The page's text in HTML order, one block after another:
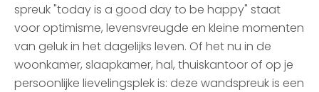
spreuk "today is a good day to be happy" staat
voor optimisme, levensvreugde en kleine momenten
van geluk in het dagelijks leven. Of het nu in de
woonkamer, slaapkamer, hal, thuiskantoor of op je
persoonlijke lievelingsplek is: deze wandspreuk is een